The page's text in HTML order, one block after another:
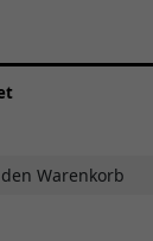
Warenkorb